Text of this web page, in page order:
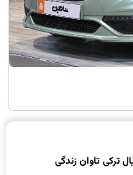
ترکی تاوان زندگی